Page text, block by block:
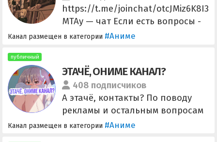
https://t.me/joinchat/otcJMiz6K8I3
MTAy — чат Если есть вопросы -
@sa_yo_n_a_ra Другие каналы:
Канал размещен в категории #Аниме
публичный
ЭТАЧЁ, ОНИМЕ КАНАЛ?
408 подписчиков
А этачё, контакты? По поводу
рекламы и остальным вопросам
НЕ писáть: @catellite312 или
Канал размещен в категории #Аниме